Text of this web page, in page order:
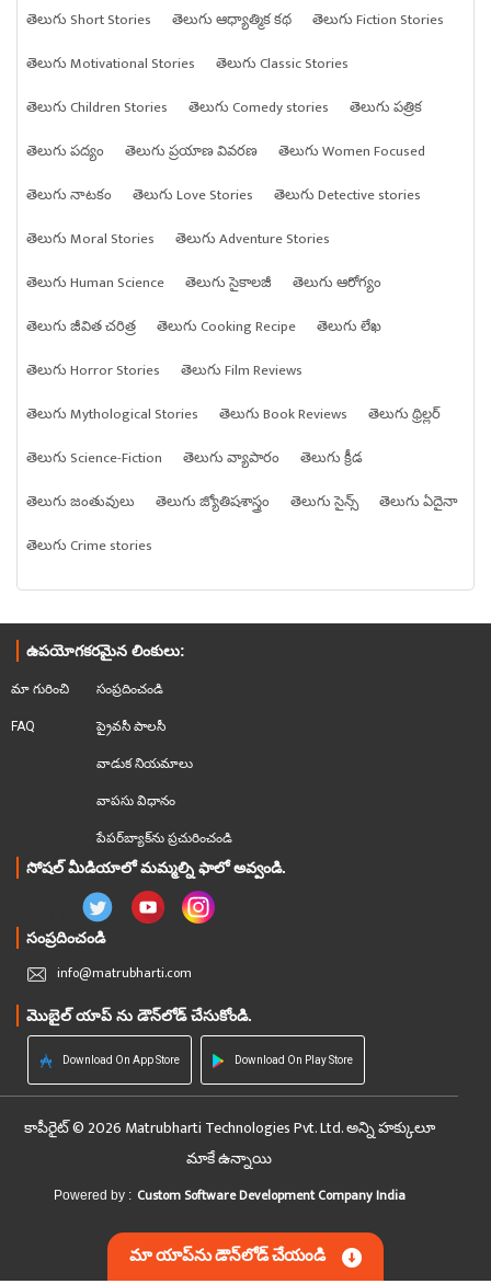
తెలుగు Short Stories తెలుగు ఆధ్యాత్మిక కథ
తెలుగు Fiction Stories
తెలుగు Motivational Stories
తెలుగు Classic Stories
తెలుగు Children Stories
తెలుగు Comedy stories
తెలుగు పత్రిక
తెలుగు పద్యం
తెలుగు ప్రయాణ వివరణ
తెలుగు Women Focused
తెలుగు నాటకం
తెలుగు Love Stories
తెలుగు Detective stories
తెలుగు Moral Stories
తెలుగు Adventure Stories
తెలుగు Human Science
తెలుగు సైకాలజీ
తెలుగు ఆరోగ్యం
తెలుగు జీవిత చరిత్ర
తెలుగు Cooking Recipe
తెలుగు లేఖ
తెలుగు Horror Stories
తెలుగు Film Reviews
తెలుగు Mythological Stories
తెలుగు Book Reviews
తెలుగు థ్రిల్లర్
తెలుగు Science-Fiction
తెలుగు వ్యాపారం
తెలుగు క్రీడ
తెలుగు జంతువులు
తెలుగు జ్యోతిషశాస్త్రం తెలుగు సైన్స్
తెలుగు ఏదైనా
తెలుగు Crime stories
ఉపయోగకరమైన లింకులు:
మా గురించి
FAQ
సంప్రదించండి
ప్రైవసీ పాలసీ
వాడుక నియమాలు
వాపసు విధానం
పేపర్‌బ్యాక్‌ను ప్రచురించండి
సోషల్ మీడియాలో మమ్మల్ని ఫాలో అవ్వండి.
సంప్రదించండి
info@matrubharti.com
మొబైల్ యాప్ ను డౌన్‌లోడ్ చేసుకోండి.
Download On App Store Download On Play Store
కాపీరైట్ © 2026 Matrubharti Technologies Pvt. Ltd. అన్ని హక్కులూ
మాకే ఉన్నాయి
Powered by : Custom Software Development Company India
మా యాప్‌ను డౌన్‌లోడ్ చేయండి